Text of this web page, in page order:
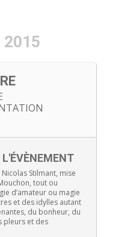
2015
L'ÉVÈNEMENT
Stilmant, mise
tout ou
d’amateur ou magie
et des idylles autant
du bonheur, du
pleurs et des